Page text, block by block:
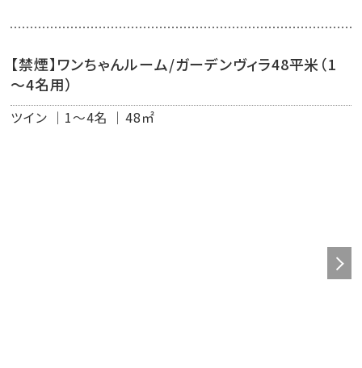
用タオル、ワンちゃん用シャンプー
ゃん用ダストBOX、ダストBOXビニール袋
ワンちゃん用うんち回収袋、ビニール手袋、ティッシュ、食
器、トイレトレー、ワンちゃん用カゴ
粘着テープ（大・小）、スコップ
・基本料金にワンちゃん1匹分のご宿泊料金が含まれており
【禁煙】ワンちゃんルーム/ガーデンヴィラ48平米（1
～4名用）
ツイン 1～4名 48㎡